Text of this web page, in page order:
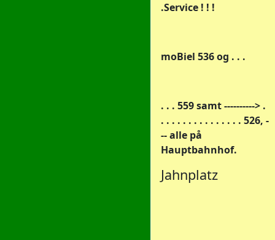
.Service ! ! !
moBiel 536 og . . .
. . . 559 samt ----------> .
. . . . . . . . . . . . . . . 526, -
-- alle på
Hauptbahnhof.
Jahnplatz